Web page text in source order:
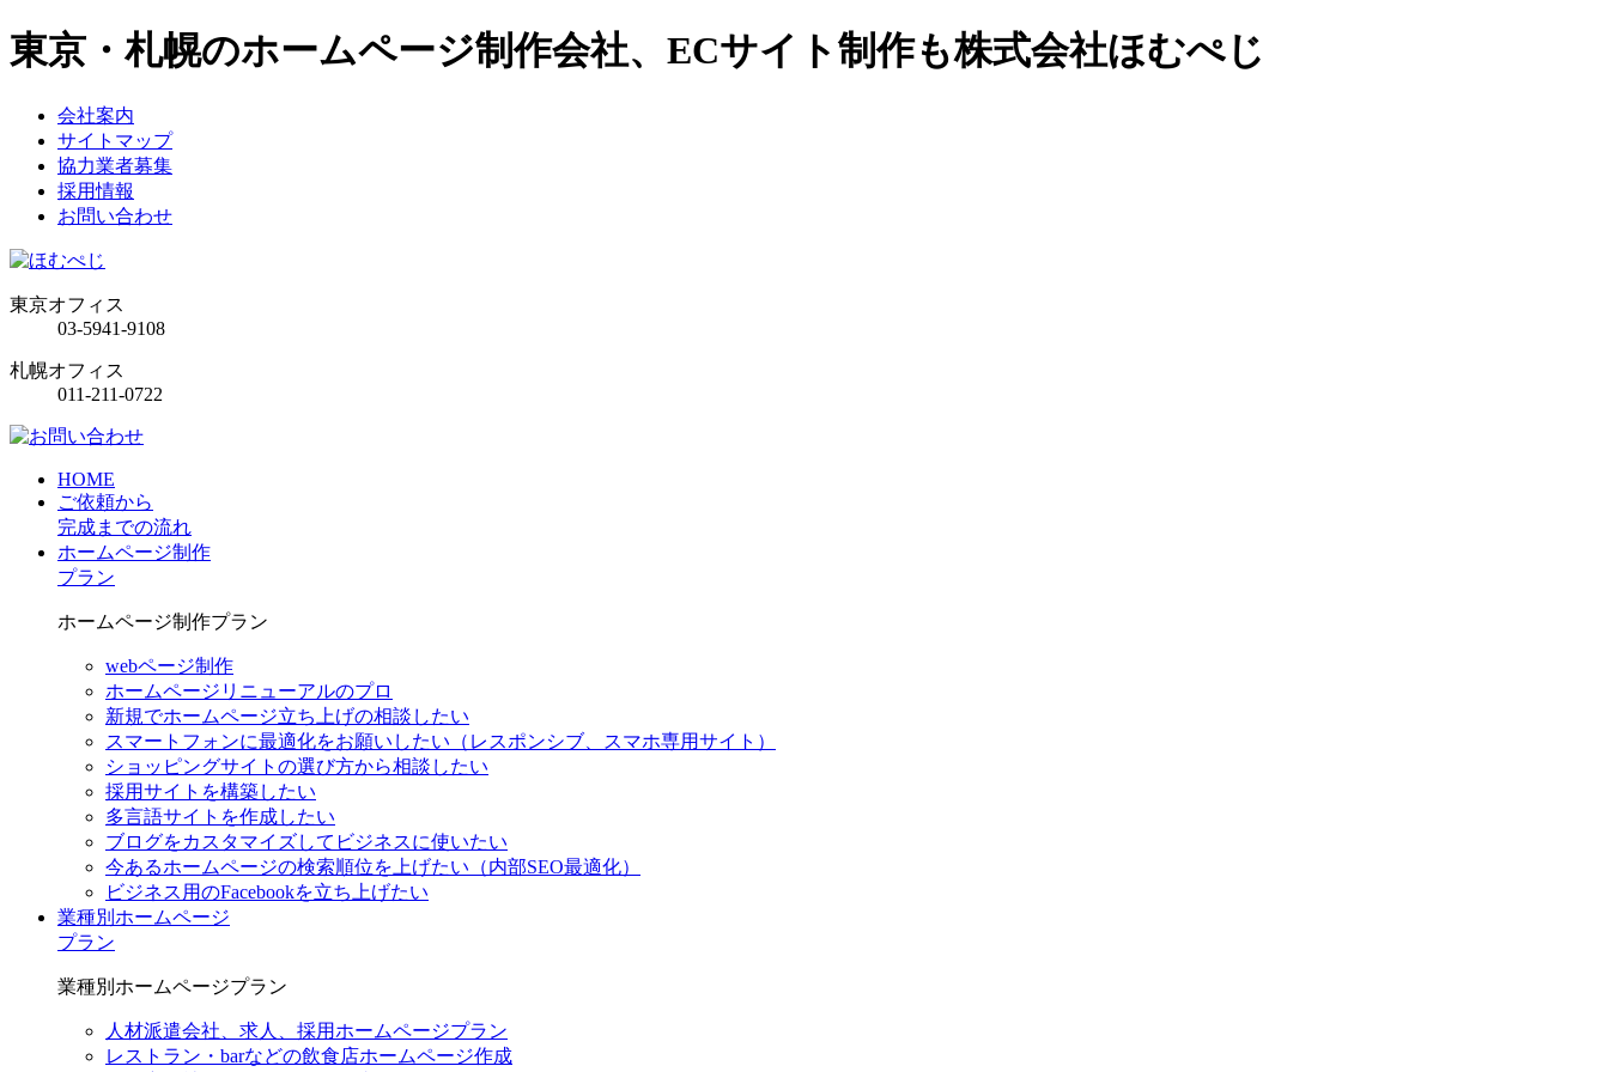
東京・札幌のホームページ制作会社、ECサイト制作も株式会社ほむぺじ
会社案内
サイトマップ
協力業者募集
採用情報
お問い合わせ
東京オフィス
03-5941-9108
札幌オフィス
011-211-0722
HOME
ご依頼から
完成までの流れ
ホームページ制作
プラン
ホームページ制作プラン
webページ制作
ホームページリニューアルのプロ
新規でホームページ立ち上げの相談したい
スマートフォンに最適化をお願いしたい（レスポンシブ、スマホ専用サイト）
ショッピングサイトの選び方から相談したい
採用サイトを構築したい
多言語サイトを作成したい
ブログをカスタマイズしてビジネスに使いたい
今あるホームページの検索順位を上げたい（内部SEO最適化）
ビジネス用のFacebookを立ち上げたい
業種別ホームページ
プラン
業種別ホームページプラン
人材派遣会社、求人、採用ホームページプラン
レストラン・barなどの飲食店ホームページ作成